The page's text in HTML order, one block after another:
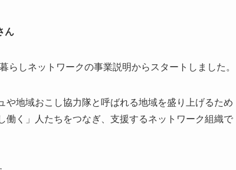
ん
しネットワークの事業説明からスタートしました。
地域おこし協力隊と呼ばれる地域を盛り上げるため
く」人たちをつなぎ、支援するネットワーク組織で